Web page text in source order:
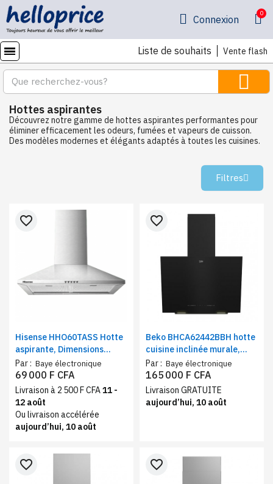
Connexion
Liste de souhaits Vente flash
Hottes aspirantes
Découvrez notre gamme de hottes aspirantes performantes pour
éliminer efficacement les odeurs, fumées et vapeurs de cuisson.
Des modèles modernes et élégants adaptés à toutes les cuisines.
Filtres
Hisense HHO60TASS Hotte
aspirante, Dimensions
60x60 cm | 2 filtres en
maille d'aluminium | Classe
énergétique A+, Inox
Par : Baye électronique
favorite_border
69 000 F CFA
Livraison à 2 500 F CFA11 -
12 août
Ou livraison accélérée
aujourd’hui, 10 août
Beko BHCA62442BBH hotte
cuisine inclinée murale,
éclairage LED – Hotte
aspirante décorative noir
408 m³/h classe
énergétique C
Par : Baye électronique
favorite_border
165 000 F CFA
Livraison GRATUITE
aujourd’hui, 10 août
favorite_border favorite_border